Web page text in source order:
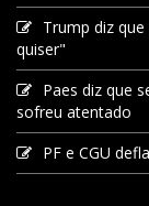
Trump diz
quiser"
Paes diz que
sofreu atentado
PF e CGU